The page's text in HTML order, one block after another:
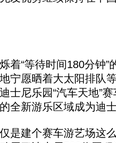
“等待时间180分钟”
宁愿晒着大太阳排队
士尼乐园“汽车天地”
全新游乐区域成为迪
建个赛车游艺场这